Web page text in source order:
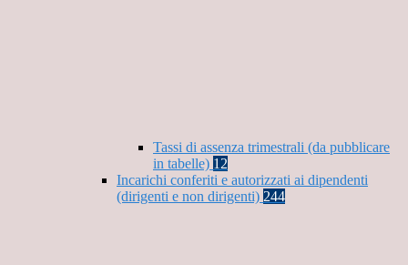
Tassi di assenza trimestrali (da pubblicare
in tabelle) 12
Incarichi conferiti e autorizzati ai dipendenti
(dirigenti e non dirigenti) 244